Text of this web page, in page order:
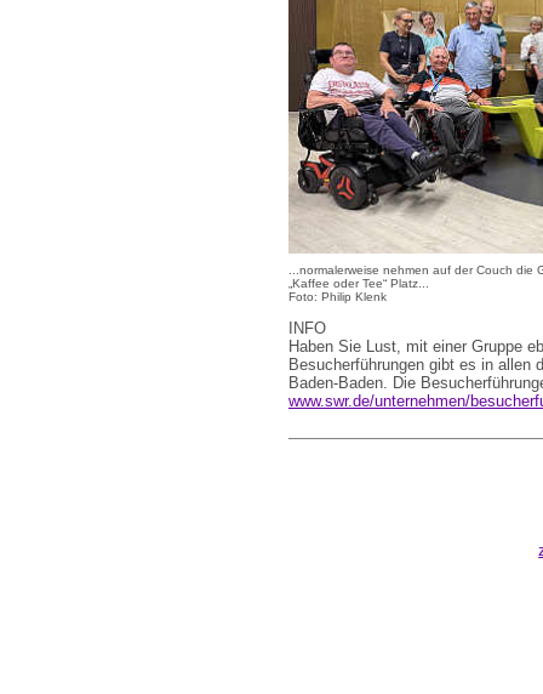
...normalerweise nehmen auf der Couch die
„Kaffee oder Tee“ Platz...
Foto: Philip Klenk
INFO
Haben Sie Lust, mit einer Gruppe
Besucherführungen gibt es in allen
Baden-Baden. Die
www.swr.de/unternehmen/